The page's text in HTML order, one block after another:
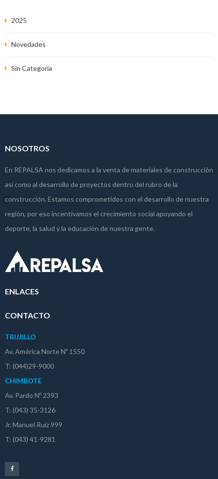
2025
Novedades
Sin Categoría
NOSOTROS
En REPALSA nos dedicamos a la venta de materiales de construcción
así como al desarrollo de proyectos dentro del rubro de la
construcción. Estamos comprometidos con el desarrollo de nuestra
región, por eso incentivamos el crecimiento social apoyando el
deporte, la salud y la educación de nuestra gente.
ENLACES
CONTACTO
TRUJILLO
Av. América Norte Nº 1550
T: (044)29-9000
CHIMBOTE
Av. Pardo Nº 2393
T: (043) 35-3126
Jr. Manuel Ruiz 999
T: (043) 41-9281